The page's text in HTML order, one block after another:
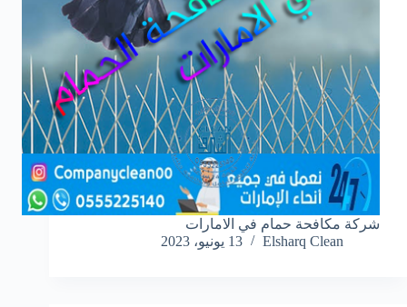
شركة مكافحة حمام في الامارات
Elsharq Clean
13 يونيو، 2023